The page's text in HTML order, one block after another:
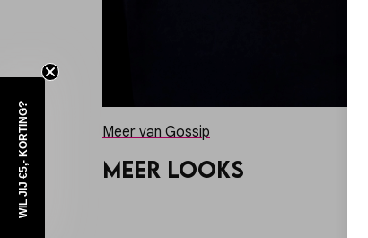
Meer van Gossip
Meer looks
WIL JIJ €5,- KORTING?